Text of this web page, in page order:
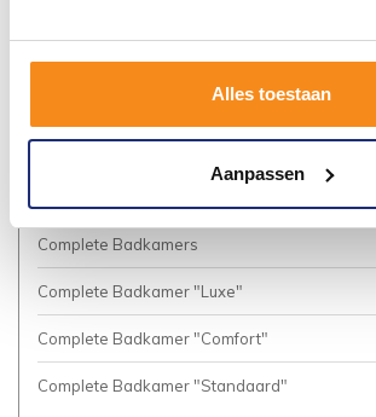
Alles toestaan
Aanpassen
Complete Badkamers
Complete Badkamer "Luxe"
Complete Badkamer "Comfort"
Complete Badkamer "Standaard"